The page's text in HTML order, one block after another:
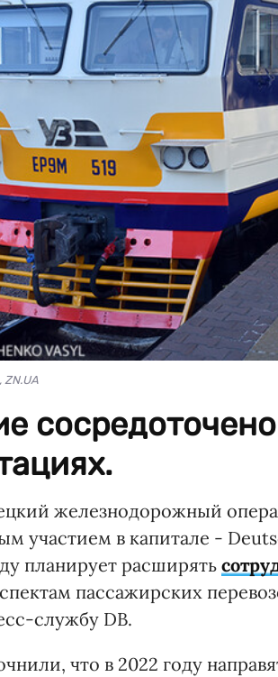
железнодорожный
участием в капитале -
планирует расширять
пассажирских
службу DB.
что в 2022 году